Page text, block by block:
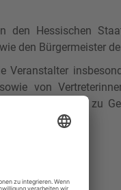
den Hessischen
den Bürgermeister
Veranstalter
von
zum Austausch, zu